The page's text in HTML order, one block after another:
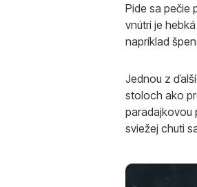
Pide sa pečie
vnútri je
napríklad
Jednou z
stoloch ako
paradajkovou
sviežej chuti